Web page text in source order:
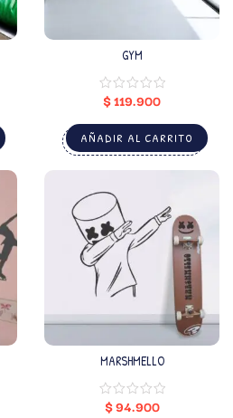
GYM
$119.900
AÑADIR AL CARRITO
MARSHMELLO
$94.900